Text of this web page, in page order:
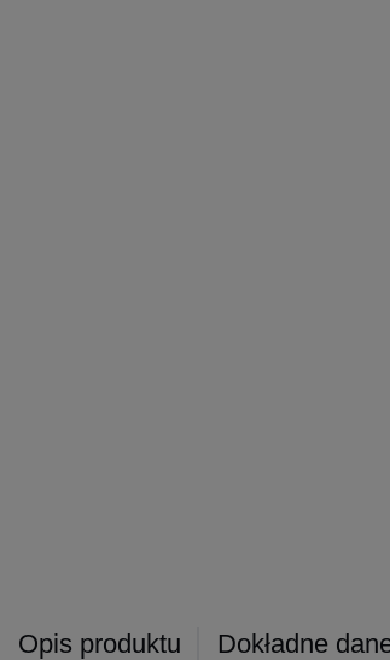
Opis produktu Dokładne